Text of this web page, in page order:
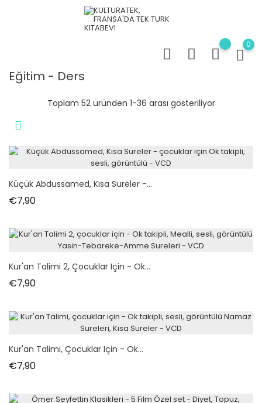
0
Eğitim - Ders
Toplam 52 üründen 1-36 arası gösteriliyor
Küçük Abdussamed, Kısa Sureler -...
€7,90Fiyat
Kur'an Talimi 2, Çocuklar Için - Ok...
€7,90Fiyat
Kur'an Talimi, Çocuklar Için - Ok...
€7,90Fiyat